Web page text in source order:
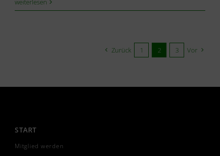
Zurück 1 2 3 Vor
START
Mitglied werden